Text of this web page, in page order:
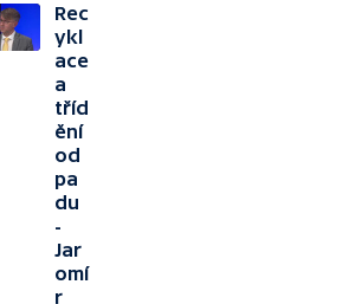
Rec
ykl
ace
a
tříd
ění
od
pa
du
-
Jar
omí
r